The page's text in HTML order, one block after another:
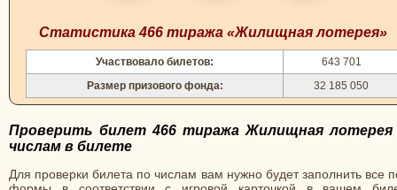
Статистика 466 тиража «Жилищная лотерея»
Участвовало билетов:
643 701
Размер призового фонда:
32 185 050
Проверить билет 466 тиража Жилищная лотерея
числам в билете
Для проверки билета по числам вам нужно будет заполнить все